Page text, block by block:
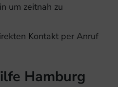
um zeitnah zu
Kontakt per Anruf
Hamburg